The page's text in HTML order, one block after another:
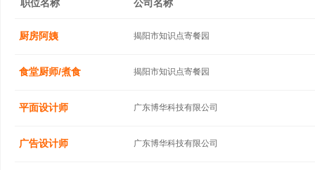
职位名称 公司名称
厨房阿姨 揭阳市知识点寄餐园
食堂厨师/煮食 揭阳市知识点寄餐园
平面设计师 广东博华科技有限公司
广告设计师 广东博华科技有限公司